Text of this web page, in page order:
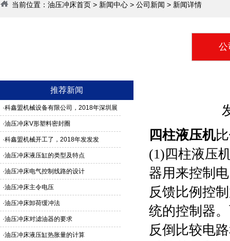
当前位置： 油压冲床首页 > 新闻中心 > 公司新闻 > 新闻详情
公
推荐新闻
·科鑫盟机械设备有限公司，2018年深圳展
馆3G24号，欢迎新老客户莅临参观
·油压冲床V形塑料密封圈
·科鑫盟机械开工了，2018年发发发
·油压冲床液压缸的类型及特点
·油压冲床电气控制线路的设计
·油压冲床主令电压
·油压冲床卸荷缓冲法
·油压冲床对滤油器的要求
·油压冲床液压缸热胀量的计算
四柱液压机
(1) 四柱液压
器用来控制
反馈比例控
统的控制器
反倒比较电